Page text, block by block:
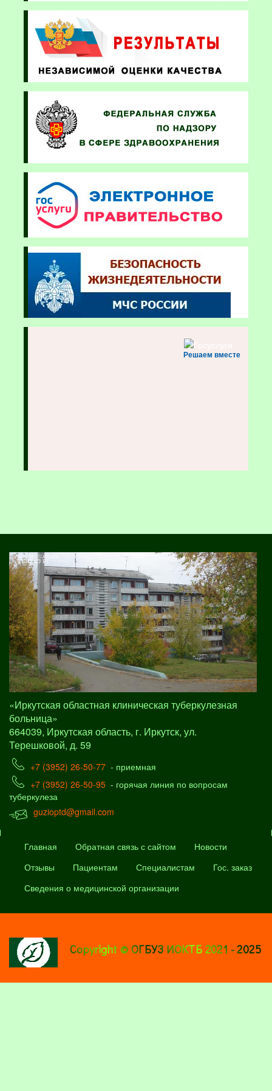
Решаем вместе
«Иркутская областная клиническая туберкулезная
больница»
664039, Иркутская область, г. Иркутск, ул.
Терешковой, д. 59
+7 (3952) 26-50-77 - приемная
+7 (3952) 26-50-95 - горячая линия по вопросам
туберкулеза
guzioptd@gmail.com
Главная Обратная связь с сайтом
Новости
Отзывы
Пациентам Специалистам
Гос. заказ
Сведения о медицинской организации
Copyright © ОГБУЗ ИОКТБ 2021 - 2025